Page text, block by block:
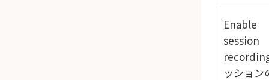
Enable
session
ッション